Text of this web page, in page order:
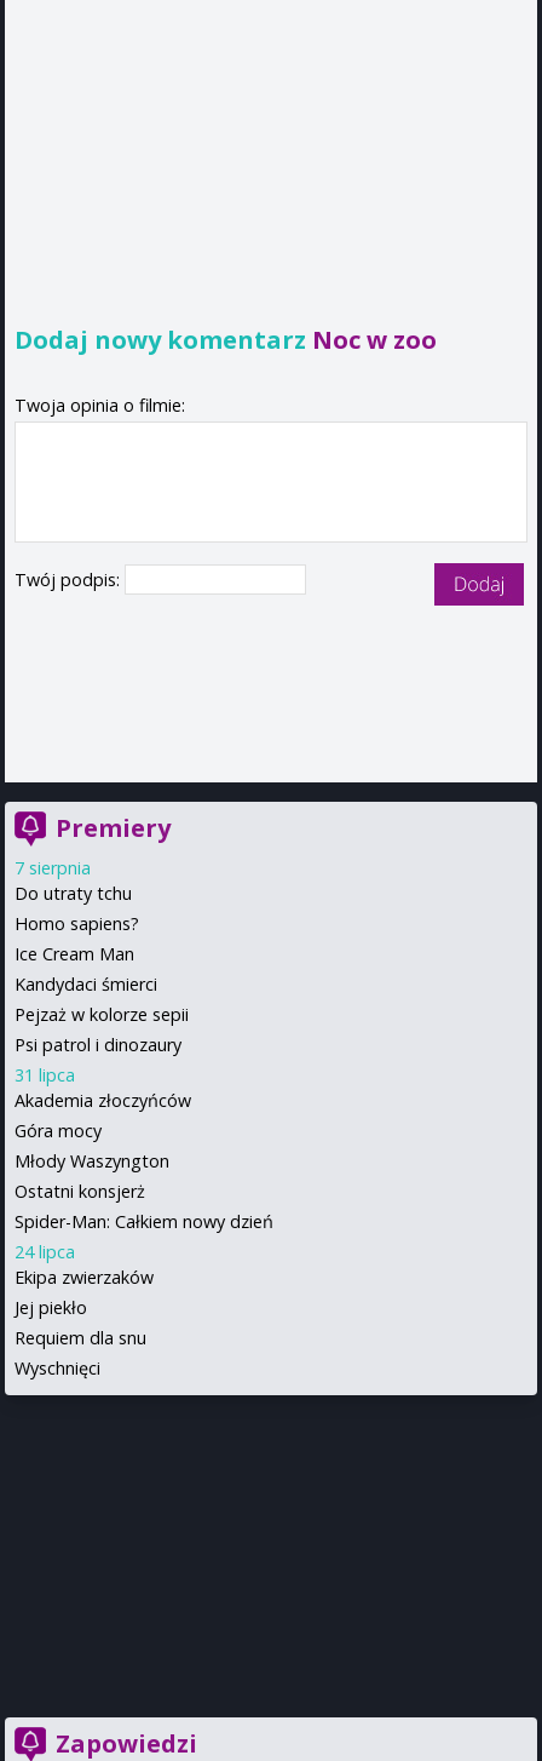
Dodaj nowy komentarz Noc w zoo
Twoja opinia o filmie:
Twój podpis:
Premiery
7 sierpnia
Do utraty tchu
Homo sapiens?
Ice Cream Man
Kandydaci śmierci
Pejzaż w kolorze sepii
Psi patrol i dinozaury
31 lipca
Akademia złoczyńców
Góra mocy
Młody Waszyngton
Ostatni konsjerż
Spider-Man: Całkiem nowy dzień
24 lipca
Ekipa zwierzaków
Jej piekło
Requiem dla snu
Wyschnięci
Zapowiedzi